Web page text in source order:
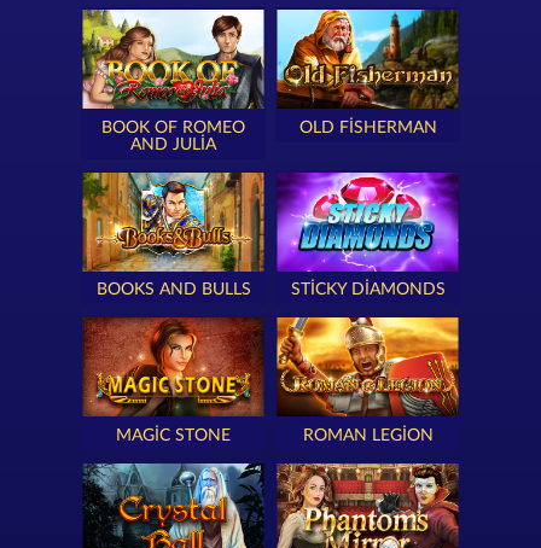
BOOK OF ROMEO
AND JULIA
OLD FISHERMAN
BOOKS AND BULLS STICKY DIAMONDS
MAGIC STONE ROMAN LEGION